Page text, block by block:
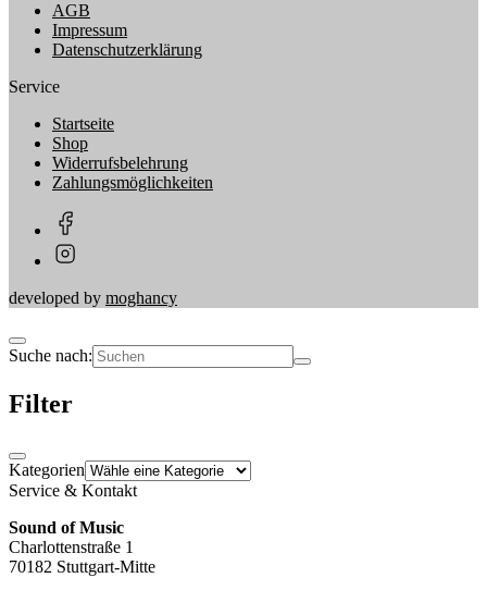
AGB
Impressum
Datenschutzerklärung
Service
Startseite
Shop
Widerrufsbelehrung
Zahlungsmöglichkeiten
developed by moghancy
Suche nach:
Filter
Kategorien
Service & Kontakt
Sound of Music
Charlottenstraße 1
70182 Stuttgart-Mitte